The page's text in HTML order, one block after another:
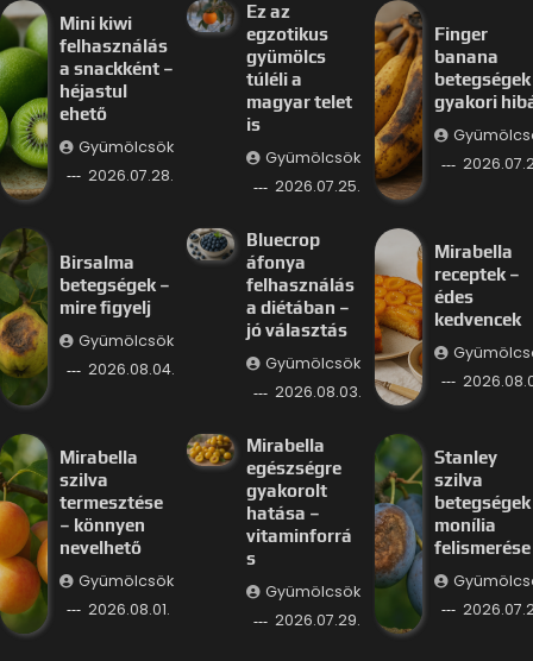
Mini kiwi
felhasználás
a snackként –
héjastul
ehető
Gyümölcsök
2026.07.28.
Ez az
egzotikus
gyümölcs
túléli a
magyar telet
is
Gyümölcsök
2026.07.25.
Finger
banana
betegségek
gyakori
Birsalma
betegségek –
mire figyelj
Gyümölcsök
2026.08.04.
Bluecrop
áfonya
felhasználás
a diétában –
jó választás
Gyümölcsök
2026.08.03.
Mirabella
receptek –
édes
kedvencek
Mirabella
szilva
termesztése
– könnyen
nevelhető
Gyümölcsök
2026.08.01.
Mirabella
egészségre
gyakorolt
hatása –
vitaminforrá
s
Gyümölcsök
2026.07.29.
Stanley
szilva
betegségek
monília
felismerése